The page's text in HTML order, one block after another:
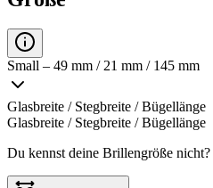
Small – 49 mm / 21 mm / 145 mm
Glasbreite / Stegbreite / Bügellänge
Glasbreite / Stegbreite / Bügellänge
Du kennst deine Brillengröße nicht?